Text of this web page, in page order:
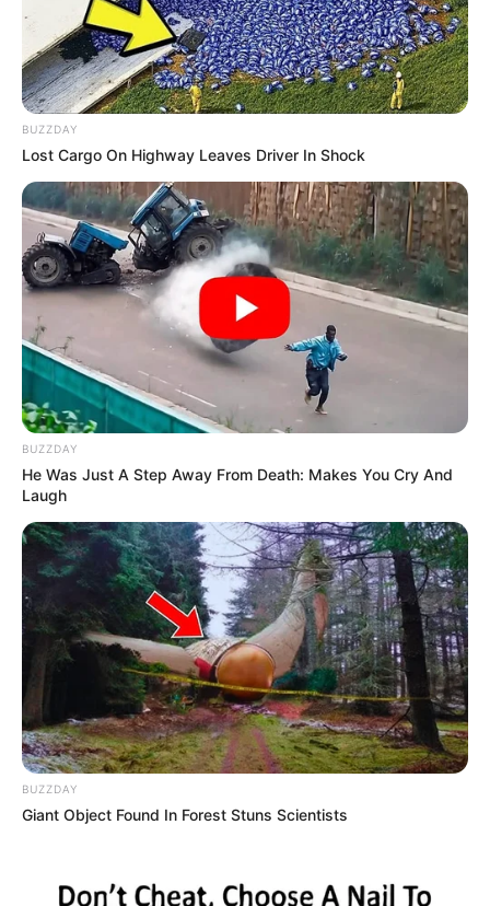
BUZZDAY
Lost Cargo On Highway Leaves Driver In Shock
BUZZDAY
He Was Just A Step Away From Death: Makes You Cry And
Laugh
BUZZDAY
Giant Object Found In Forest Stuns Scientists